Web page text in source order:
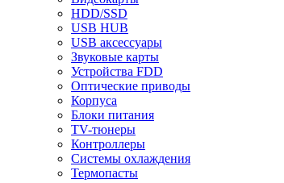
HDD/SSD
USB HUB
USB аксессуары
Звуковые карты
Устройства FDD
Оптические приводы
Корпуса
Блоки питания
TV-тюнеры
Контроллеры
Системы охлаждения
Термопасты